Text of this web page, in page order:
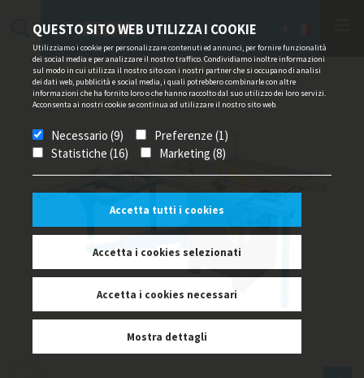
QUESTO SITO WEB UTILIZZA I COOKIE
Utilizziamo i cookie per personalizzare contenuti ed annunci, per fornire funzionalità
dei social media e per analizzare il nostro traffico. Condividiamo inoltre informazioni
sul modo in cui utilizza il nostro sito con i nostri partner che si occupano di analisi
dei dati web, pubblicità e social media, i quali potrebbero combinarle con altre
informazioni che ha fornito loro o che hanno raccolto dal suo utilizzo dei loro servizi.
Acconsenta ai nostri cookie se continua ad utilizzare il nostro sito web.
Necessario (9)
Preferenze (1)
Statistiche (16)
Marketing (8)
Accetta tutti i cookies
Accetta i cookies selezionati
Accetta i cookies necessari
Mostra dettagli